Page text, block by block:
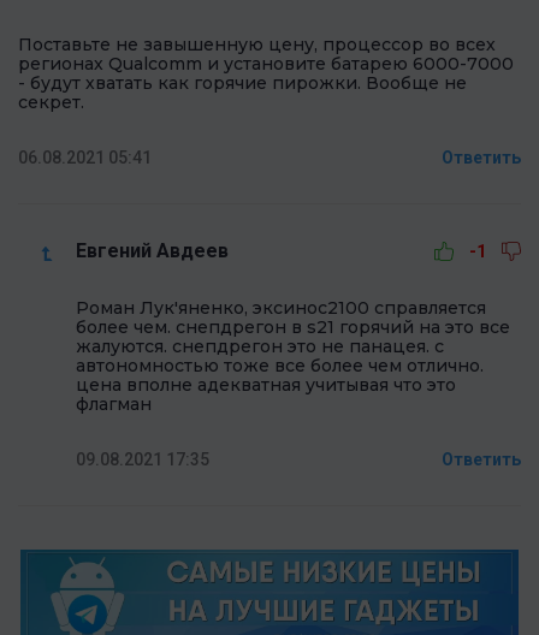
Поставьте не завышенную цену, процессор во всех
регионах Qualcomm и установите батарею 6000-7000
- будут хватать как горячие пирожки. Вообще не
секрет.
06.08.2021 05:41 Ответить
Евгений Авдеев -1
Роман Лук'яненко, эксинос2100 справляется
более чем. снепдрегон в s21 горячий на это все
жалуются. снепдрегон это не панацея. с
автономностью тоже все более чем отлично.
цена вполне адекватная учитывая что это
флагман
09.08.2021 17:35 Ответить